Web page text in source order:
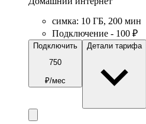
симка: 10 ГБ, 200 мин
Подключение - 100 ₽
Подключить
750
₽/мес
Детали тарифа